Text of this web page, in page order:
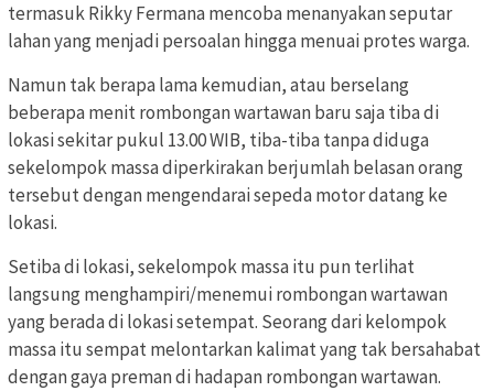
termasuk Rikky Fermana mencoba menanyakan seputar
lahan yang menjadi persoalan hingga menuai protes warga.
Namun tak berapa lama kemudian, atau berselang
beberapa menit rombongan wartawan baru saja tiba di
lokasi sekitar pukul 13.00 WIB, tiba-tiba tanpa diduga
sekelompok massa diperkirakan berjumlah belasan orang
tersebut dengan mengendarai sepeda motor datang ke
lokasi.
Setiba di lokasi, sekelompok massa itu pun terlihat
langsung menghampiri/menemui rombongan wartawan
yang berada di lokasi setempat. Seorang dari kelompok
massa itu sempat melontarkan kalimat yang tak bersahabat
dengan gaya preman di hadapan rombongan wartawan.